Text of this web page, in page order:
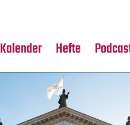
Kalender Hefte